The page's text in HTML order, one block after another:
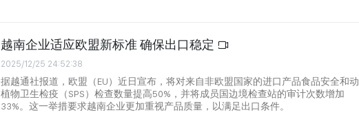
越南企业适应欧盟新标准 确保出口稳定
2025/12/25 24:52:38
据越通社报道，欧盟（EU）近日宣布，将对来自非欧盟国家的进口产品食品安全和动
植物卫生检疫（SPS）检查数量提高50%，并将成员国边境检查站的审计次数增加
33%。这一举措要求越南企业更加重视产品质量，以满足出口条件。